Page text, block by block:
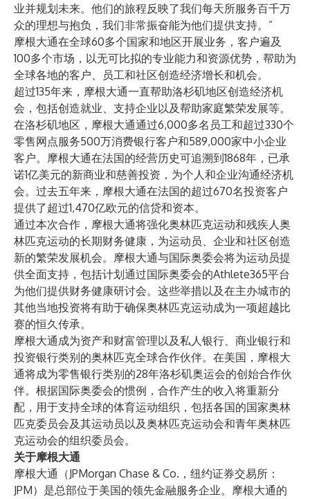
业并规划未来。他们的旅程反映了我们每天所服务百千万
众的理想与抱负，我们非常振奋能为他们提供支持。”
摩根大通在全球60多个国家和地区开展业务，客户遍及
100多个市场，以无可比拟的专业能力和资源优势，帮助为
全球各地的客户、员工和社区创造经济增长和机会。
超过135年来，摩根大通一直帮助洛杉矶地区创造经济机
会，包括创造就业、支持企业以及帮助家庭繁荣发展等。
在洛杉矶地区，摩根大通通过6,000多名员工和超过330个
零售网点服务500万消费银行客户和589,000家中小企业
客户。摩根大通在法国的经营历史可追溯到1868年，已承
诺1亿美元的新商业和慈善投资，为个人和企业沟通经济机
会。过去五年来，摩根大通在法国的超过670名投资客户
提供了超过1,470亿欧元的信贷和资本。
通过本次合作，摩根大通将强化奥林匹克运动和残疾人奥
林匹克运动的长期财务健康，为运动员、企业和社区创造
新的繁荣发展机会。摩根大通与国际奥委会将为运动员提
供全面支持，包括计划通过国际奥委会的Athlete365平台
为他们提供财务健康研讨会。这些举措以及在主办城市的
其他当地投资将有助于确保奥林匹克运动成为一项超越比
赛的恒久传承。
摩根大通成为资产和财富管理以及私人银行、商业银行和
投资银行类别的奥林匹克全球合作伙伴。在美国，摩根大
通将成为零售银行类别的28年洛杉矶奥运会的创始合作伙
伴。根据国际奥委会的惯例，合作产生的收入将重新分
配，用于支持全球的体育运动组织，包括各国的国家奥林
匹克委员会及其运动员以及奥林匹克运动会和青年奥林匹
克运动会的组织委员会。
关于摩根大通
摩根大通（JPMorgan Chase & Co.，纽约证券交易所：
JPM）是总部位于美国的领先金融服务企业。摩根大通的